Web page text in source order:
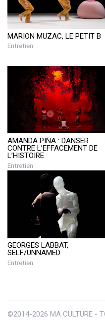
MARION MUZAC, LE PETIT B
Entretien
AMANDA PIÑA : DANSER
CONTRE L’EFFACEMENT DE
L’HISTOIRE
Entretien
GEORGES LABBAT,
SELF/UNNAMED
Entretien
©2014-2026 MA CULTURE -